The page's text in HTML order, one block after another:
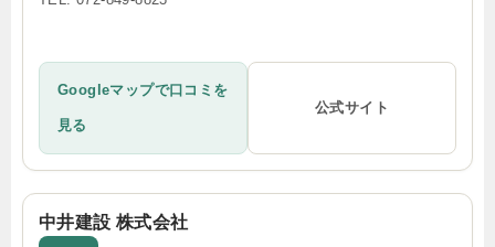
Googleマップで口コミを
見る
公式サイト
中井建設 株式会社